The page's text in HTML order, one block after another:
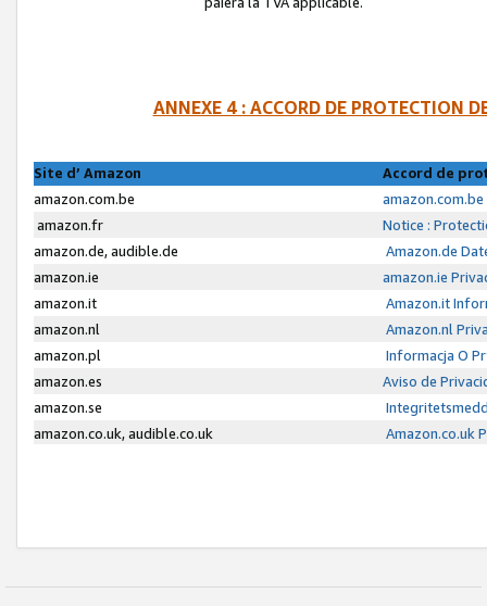
ANNEXE 4 : ACCORD DE PROTECTION
Site d’ Amazon
Accord de
amazon.com.be
amazon.fr
Notice :
amazon.de, audible.de
Amazon.de
amazon.ie
amazon.ie
amazon.it
Amazon.it
amazon.nl
Amazon.nl
amazon.pl
Informacja O
amazon.es
Aviso de
amazon.se
amazon.co.uk, audible.co.uk
Amazon.co.uk